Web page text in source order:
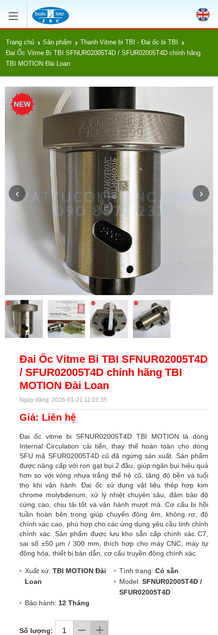
Trang chủ Sản phẩm
Thanh Vitme bi TBI - Đai ốc bi TBI
Đai Ốc Vitme Bi TBI SFNUR02005T4D / SFUR02005T4D chính hãng
TBI MOTION Đài Loan
‹ ›
Đai Ốc Vitme Bi TBI SFNUR02005T4D
/ SFUR02005T4D chính hãng TBI
MOTION Đài Loan
Ngày đăng: 2026-01-21 11:01:35
Giá: Liên hệ
Đai ốc vitme bi SFNUR02005T4D TBI MOTION là dòng
Internal Circulation cải tiến, thay thế hoàn toàn cho dòng
SFU mã SFUR02005T4D cũ đã ngừng sản xuất. Sản phẩm
được nâng cấp với ron gạt bụi 2 đầu, giúp ngăn bụi hiệu quả
hơn so với vòng nhựa trắng thế hệ cũ, tăng độ bền và tuổi
thọ khi vận hành. Đai ốc sử dụng vật liệu thép hợp kim
chrome molybdenum, xử lý nhiệt chuyên sâu, đảm bảo độ
cứng cao, chịu tải tốt và vận hành mượt mà. Cơ cấu bi hồi
tuần hoàn bên trong giúp chuyển động êm, không rơ, độ
chính xác cao, phù hợp cho các ứng dụng yêu cầu tinh chỉnh
chính xác. Sản phẩm được lưu kho sẵn cấp chính xác C7,
sai số ±50 µm / 300 mm, thích hợp cho máy CNC, máy tự
động hóa, thiết bị bán dẫn, cơ cấu truyền động chính xác.
Xuất xứ: TBI MOTION Đài
Loan
Tình trạng: Có sẵn
Model: SFNUR02005T4D /
SFUR02005T4D
Bảo hành: 12 Tháng
Số lượng: